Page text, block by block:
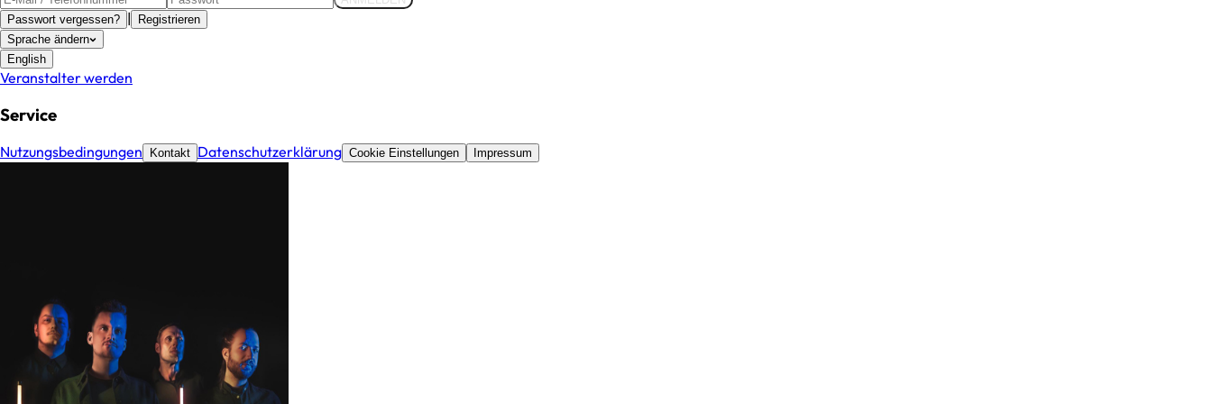
Passwort vergessen? |
Registrieren
Sprache ändern
English
Veranstalter werden
Service
Nutzungsbedingungen Kontakt Datenschutzerklärung Cookie Einstellungen Impressum